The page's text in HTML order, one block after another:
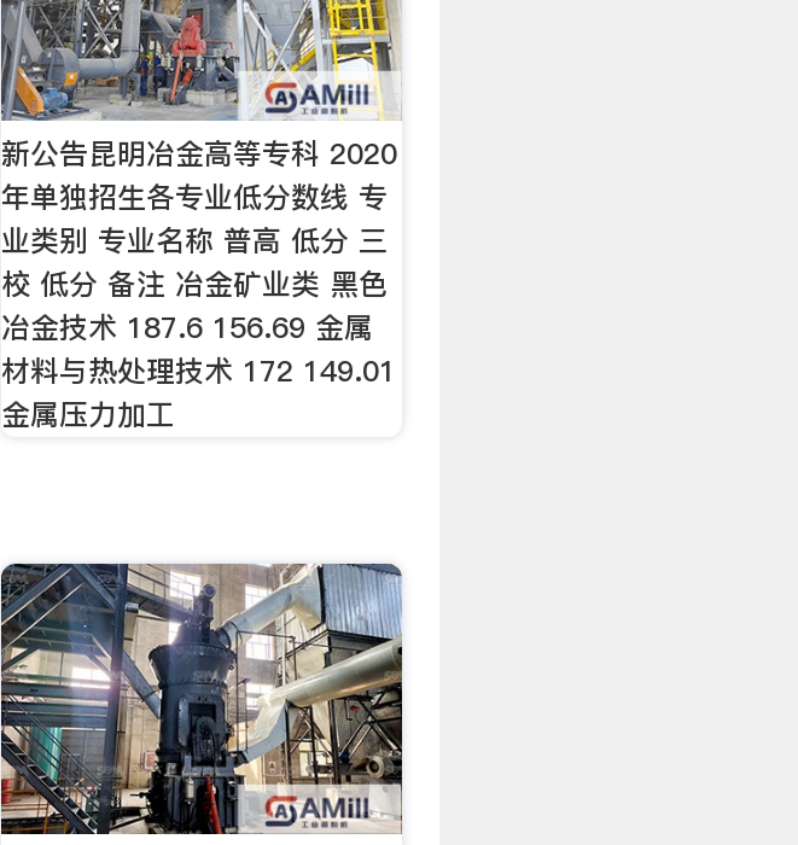
新公告昆明冶金高等专科 2020
年单独招生各专业低分数线 专
业类别 专业名称 普高 低分 三
校 低分 备注 冶金矿业类 黑色
冶金技术 187.6 156.69 金属
材料与热处理技术 172 149.01
金属压力加工